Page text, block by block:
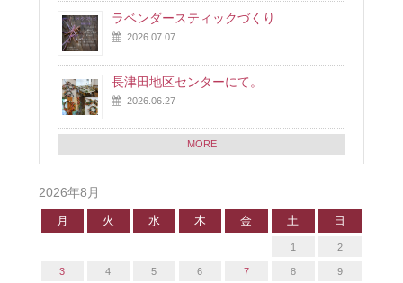
ラベンダースティックづくり
2026.07.07
長津田地区センターにて。
2026.06.27
MORE
2026年8月
月 火 水 木 金 土 日
1 2
3 4 5 6 7 8 9